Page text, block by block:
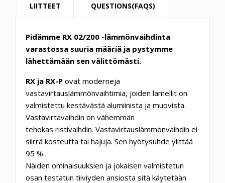
LIITTEET QUESTIONS(FAQS)
Pidämme RX 02/200 -lämmönvaihdinta
varastossa suuria määriä ja pystymme
lähettämään sen välittömästi.
RX ja RX-P ovat moderneja
vastavirtauslämmönvaihtimia, joiden lamellit on
valmistettu kestävästä alumiinista ja muovista.
Vastavirtavaihdin on vähemmän
tehokas ristivaihdin. Vastavirtauslämmönvaihdin ei
siirrä kosteutta tai hajuja. Sen hyötysuhde ylittää
95 %.
Näiden ominaisuuksien ja jokaisen valmistetun
osan testatun tiiviyden ansiosta sitä käytetään